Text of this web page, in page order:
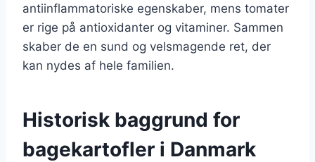
antiinflammatoriske egenskaber, mens tomater
er rige på antioxidanter og vitaminer. Sammen
skaber de en sund og velsmagende ret, der
kan nydes af hele familien.
Historisk baggrund for
bagekartofler i Danmark